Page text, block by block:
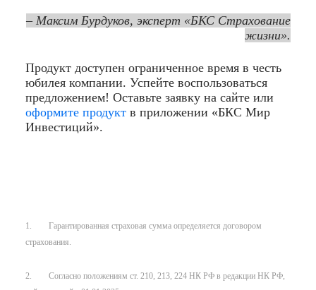
– Максим Бурдуков, эксперт «БКС Страхование
жизни».
Продукт доступен ограниченное время в честь
юбилея компании. Успейте воспользоваться
предложением! Оставьте заявку на сайте или
оформите продуктв приложении «БКС Мир
Инвестиций».
1. Гарантированная страховая сумма определяется договором
страхования.
2. Согласно положениям ст. 210, 213, 224 НК РФ в редакции НК РФ,